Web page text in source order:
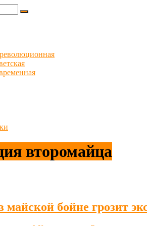
второмайца
бойне грозит